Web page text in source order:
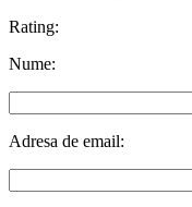
Rating:
Nume:
Adresa de email: